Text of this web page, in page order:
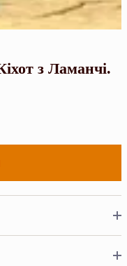
з Ламанчі.